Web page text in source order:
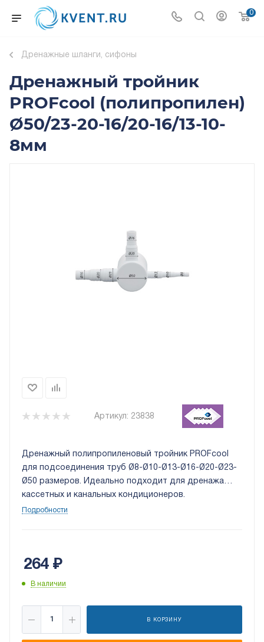
0
Дренажные шланги, сифоны
Дренажный тройник
PROFcool (полипропилен)
Ø50/23-20-16/20-16/13-10-
8мм
Артикул: 23838
Дренажный полипропиленовый тройник PROFcool
для подсоединения труб Ø8-Ø10-Ø13-Ø16-Ø20-Ø23-
Ø50 размеров. Идеально подходит для дренажа
кассетных и канальных кондиционеров.
Отечественное производство.
Подробности
264₽
В наличии
В КОРЗИНУ